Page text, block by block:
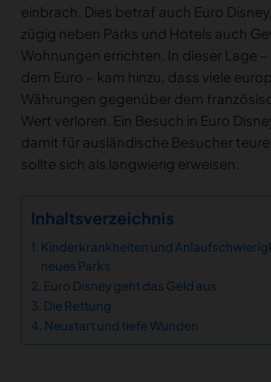
einbrach. Dies betraf auch Euro
zügig neben Parks und Hotels auch
Wohnungen errichten. In dieser Lage
dem Euro – kam hinzu, dass viele
Währungen gegenüber dem
Wert verloren. Ein Besuch in Euro
damit für ausländische Besucher
sollte sich als langwierig erweisen.
Inhaltsverzeichnis
Kinderkrankheiten und
neues Parks
Euro Disney geht das Geld aus
Die Rettung
Neustart und tiefe Wunden